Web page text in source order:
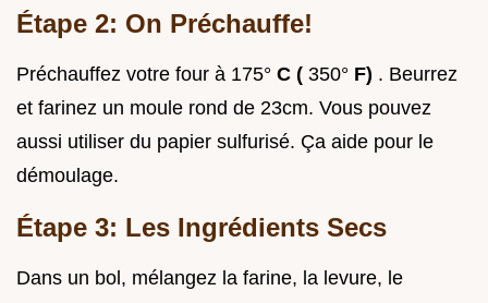
Étape 2: On Préchauffe!
Préchauffez votre four à 175° C ( 350° F) . Beurrez
et farinez un moule rond de 23cm. Vous pouvez
aussi utiliser du papier sulfurisé. Ça aide pour le
démoulage.
Étape 3: Les Ingrédients Secs
Dans un bol, mélangez la farine, la levure, le